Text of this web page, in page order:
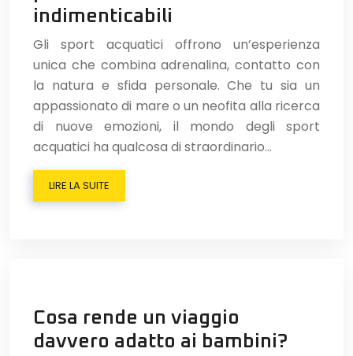
indimenticabili
Gli sport acquatici offrono un’esperienza
unica che combina adrenalina, contatto con
la natura e sfida personale. Che tu sia un
appassionato di mare o un neofita alla ricerca
di nuove emozioni, il mondo degli sport
acquatici ha qualcosa di straordinario…
LIRE LA SUITE
Cosa rende un viaggio
davvero adatto ai bambini?